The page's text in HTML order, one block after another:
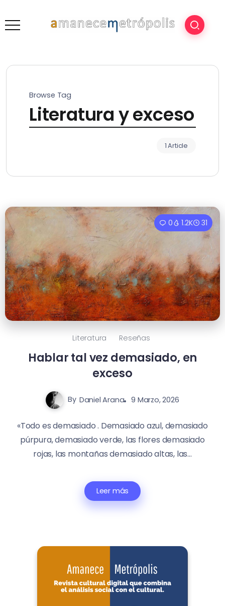
Browse Tag
Literatura y exceso
1 Article
0 1.2K 31
Literatura Reseñas
Hablar tal vez demasiado, en
exceso
By Daniel Arana 9 Marzo, 2026
«Todo es demasiado . Demasiado azul, demasiado
púrpura, demasiado verde, las flores demasiado
rojas, las montañas demasiado altas, las...
Leer más